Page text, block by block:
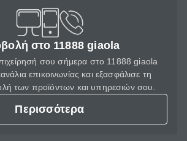
στο 11888 giaola
σου σήμερα στο 11888 giaola
επικοινωνίας και εξασφάλισε τη
των προϊόντων και υπηρεσιών σου.
Περισσότερα